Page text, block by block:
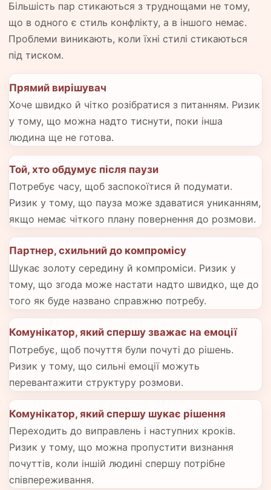
Більшість пар стикаються з труднощами не тому,
що в одного є стиль конфлікту, а в іншого немає.
Проблеми виникають, коли їхні стилі стикаються
під тиском.
Прямий вирішувач
Хоче швидко й чітко розібратися з питанням. Ризик
у тому, що можна надто тиснути, поки інша
людина ще не готова.
Той, хто обдумує після паузи
Потребує часу, щоб заспокоїтися й подумати.
Ризик у тому, що пауза може здаватися униканням,
якщо немає чіткого плану повернення до розмови.
Партнер, схильний до компромісу
Шукає золоту середину й компроміси. Ризик у
тому, що згода може настати надто швидко, ще до
того як буде названо справжню потребу.
Комунікатор, який спершу зважає на емоції
Потребує, щоб почуття були почуті до рішень.
Ризик у тому, що сильні емоції можуть
перевантажити структуру розмови.
Комунікатор, який спершу шукає рішення
Переходить до виправлень і наступних кроків.
Ризик у тому, що можна пропустити визнання
почуттів, коли іншій людині спершу потрібне
співпереживання.